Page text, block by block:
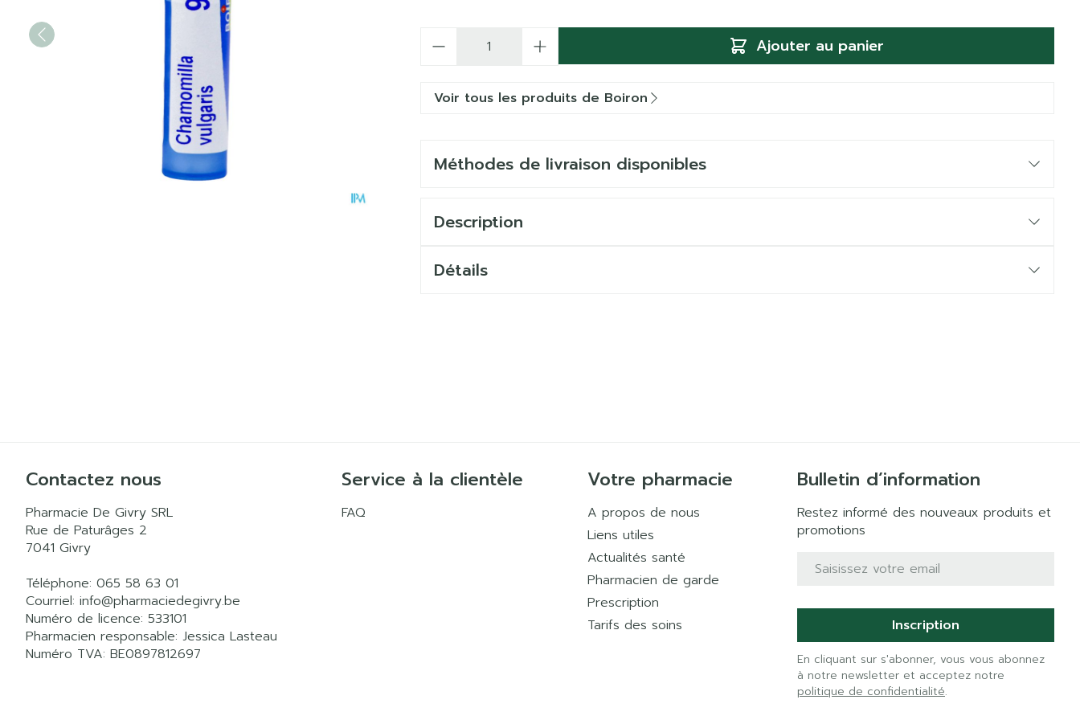
Ajouter au panier
Voir tous les produits de Boiron
Méthodes de livraison disponibles
Description
Détails
Contactez nous
Pharmacie De Givry SRL
Rue de Paturâges 2
7041 Givry
Téléphone: 065 58 63 01
Courriel: info@pharmaciedegivry.be
Numéro de licence: 533101
Pharmacien responsable: Jessica Lasteau
Numéro TVA: BE0897812697
Service à la clientèle
FAQ
Votre pharmacie
A propos de nous
Liens utiles
Actualités santé
Pharmacien de garde
Prescription
Tarifs des soins
Bulletin d’information
Restez informé des nouveaux produits et
promotions
Adresse mail
Inscription
En cliquant sur s'abonner, vous vous abonnez
à notre newsletter et acceptez notre
politique de confidentialité.